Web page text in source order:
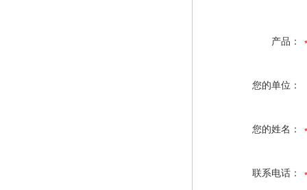
产品：
您的单位：
您的姓名：
联系电话：